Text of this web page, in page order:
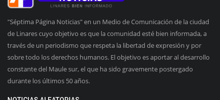
"Séptima Página Noticias" en un Medio de Comunicación de la ciudad
de Linares cuyo objetivo es que la comunidad esté bien informada, a
través de un periodismo que respeta la libertad de expresión y por
sobre todo los derechos humanos. El objetivo es aportar al desarrollo
constante del Maule sur, el que ha sido gravemente postergado
durante los últimos 50 años.